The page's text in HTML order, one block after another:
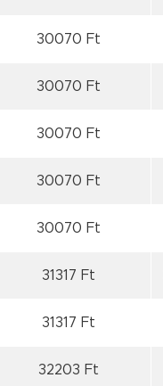
30070 Ft
30070 Ft
30070 Ft
30070 Ft
30070 Ft
31317 Ft
31317 Ft
32203 Ft